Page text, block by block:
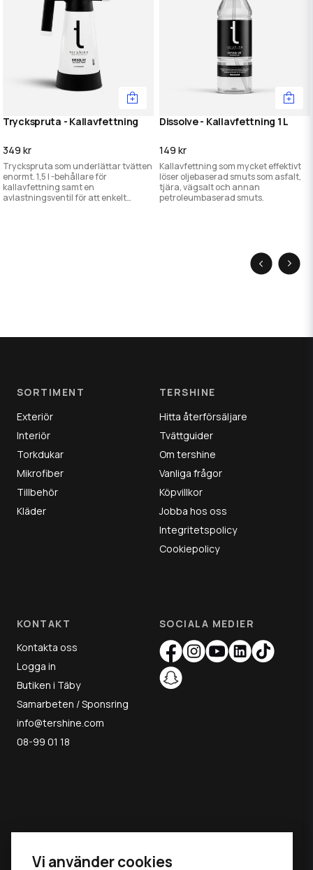
Tryckspruta - Kallavfettning
349 kr
Tryckspruta som underlättar tvätten
enormt. 1,5 l -behållare för
kallavfettning samt en
avlastningsventil för att enkelt
Dissolve - Kallavfettning 1 L
149 kr
Kallavfettning som mycket effektivt
löser oljebaserad smuts som asfalt,
tjära, vägsalt och annan
petroleumbaserad smuts.
SORTIMENT
Exteriör
Interiör
Torkdukar
Mikrofiber
Tillbehör
Kläder
TERSHINE
Hitta återförsäljare
Tvättguider
Om tershine
Vanliga frågor
Köpvillkor
Jobba hos oss
Integritetspolicy
Cookiepolicy
KONTAKT
Kontakta oss
Logga in
Butiken i Täby
Samarbeten / Sponsring
info@tershine.com
08-99 01 18
SOCIALA MEDIER
MAY THE
Vi använder cookies